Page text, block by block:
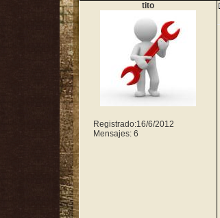
tito
Registrado:16/6/2012
Mensajes: 6